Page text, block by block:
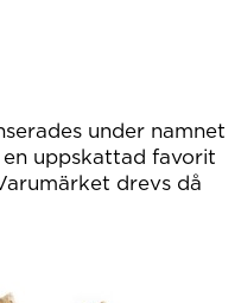
under namnet
uppskattad favorit
drevs då